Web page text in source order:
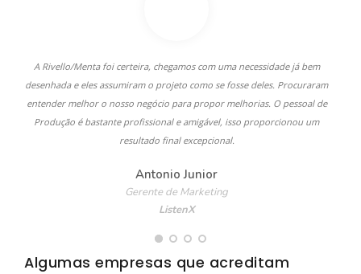
A Rivello/Menta foi certeira, chegamos com uma necessidade já bem
desenhada e eles assumiram o projeto como se fosse deles. Procuraram
entender melhor o nosso negócio para propor melhorias. O pessoal de
Produção é bastante profissional e amigável, isso proporcionou um
resultado final excepcional.
Antonio Junior
Gerente de Marketing
ListenX
Algumas empresas que acreditam